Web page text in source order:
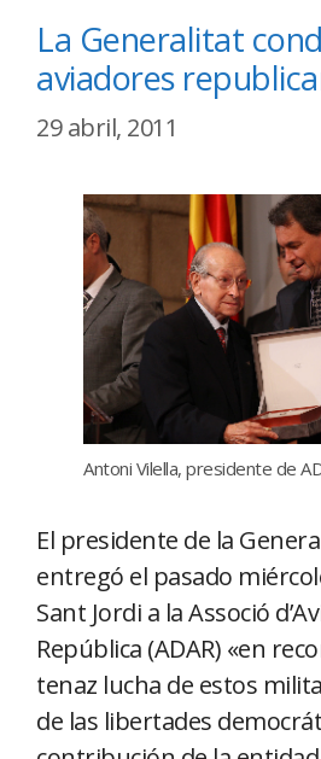
La Generalitat
aviadores
29 abril, 2011
Antoni Vilella, presidente de
El presidente de la
entregó el pasado
Sant Jordi a la Associó
República (ADAR) «en
tenaz lucha de estos
de las libertades